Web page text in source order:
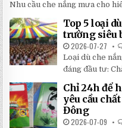
Nhu cầu che nắng mưa cho
Top 5 loại
trường siêu
2026-07-27
Loại dù che
đáng đầu tư:
Chỉ 24h để
yêu cầu
Đông
2026-07-09